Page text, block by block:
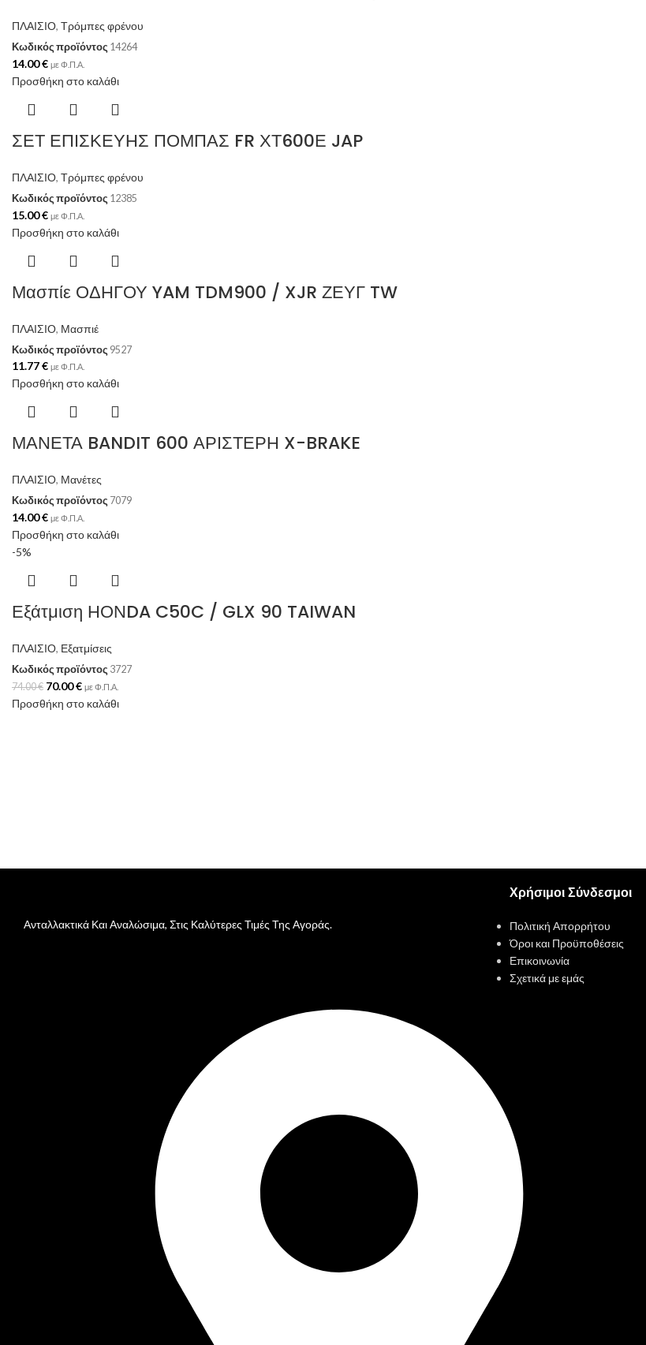
ΠΛΑΙΣΙΟ, Τρόμπες φρένου
Κωδικός προϊόντος 14264
14.00€ με Φ.Π.Α.
Προσθήκη στο καλάθι
ΣΕΤ ΕΠΙΣΚΕΥΗΣ ΠΟΜΠΑΣ FR ΧΤ600Ε JAP
ΠΛΑΙΣΙΟ, Τρόμπες φρένου
Κωδικός προϊόντος 12385
15.00€ με Φ.Π.Α.
Προσθήκη στο καλάθι
Μασπίε ΟΔΗΓΟΥ YAM TDM900 / XJR ΖΕΥΓ TW
ΠΛΑΙΣΙΟ, Μασπιέ
Κωδικός προϊόντος 9527
11.77€ με Φ.Π.Α.
Προσθήκη στο καλάθι
ΜΑΝΕΤΑ BANDIT 600 ΑΡΙΣΤΕΡΗ X-BRAKE
ΠΛΑΙΣΙΟ, Μανέτες
Κωδικός προϊόντος 7079
14.00€ με Φ.Π.Α.
Προσθήκη στο καλάθι
-5%
Εξάτμιση ΗΟΝDA C50C / GLX 90 TAIWAN
ΠΛΑΙΣΙΟ, Εξατμίσεις
Κωδικός προϊόντος 3727
74.00€ 70.00€ με Φ.Π.Α.
Προσθήκη στο καλάθι
Ανταλλακτικά Και Αναλώσιμα, Στις Καλύτερες Τιμές Της Αγοράς.
Χρήσιμοι Σύνδεσμοι
Πολιτική Απορρήτου
Όροι και Προϋποθέσεις
Επικοινωνία
Σχετικά με εμάς